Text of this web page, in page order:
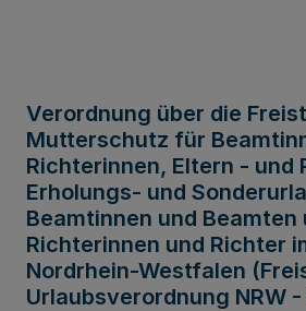
Verordnung über die
Mutterschutz für
Richterinnen, Eltern - und
Erholungs- und
Beamtinnen und Beamten
Richterinnen und Richter
Nordrhein-Westfalen
Urlaubsverordnung NRW -